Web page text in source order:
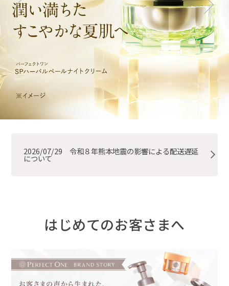
2026/07/29 令和８年熊本地震の影響による配送遅延
について
はじめてのお客さまへ